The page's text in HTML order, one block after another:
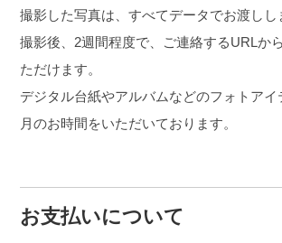
撮影した写真は、すべてデータでお渡しし
撮影後、2週間程度で、ご連絡するURLか
ただけます。
デジタル台紙やアルバムなどのフォトアイ
月のお時間をいただいております。
お支払いについて